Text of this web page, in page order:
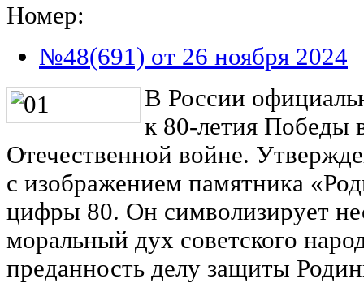
Номер:
№48(691) от 26 ноября 2024
В России
к 80-летия Победы
Отечественной войне.
с изображением памятника
цифры 80. Он символизирует
моральный дух советского
преданность делу защиты